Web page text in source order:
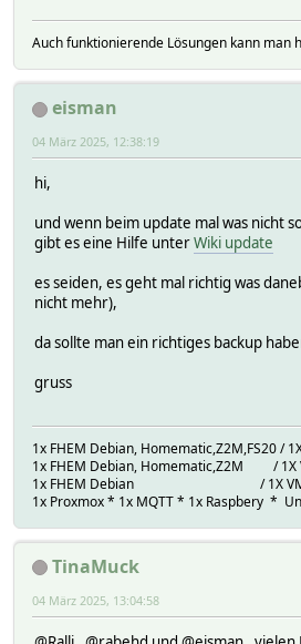
Auch funktionierende Lösungen kann man
eisman
04 März 2025, 12:38:19
hi,
und wenn beim update mal was nicht
gibt es eine Hilfe unterWiki update
es seiden, es geht mal richtig was
nicht mehr),
da sollte man ein richtiges backup
gruss
1x FHEM Debian, Homematic,Z2M,FS20 /
1x FHEM Debian, Homematic,Z2M / 1X
1x FHEM Debian / 1X VM /
1x Proxmox * 1x MQTT * 1x Raspbery *
TinaMuck
04 März 2025, 13:04:58